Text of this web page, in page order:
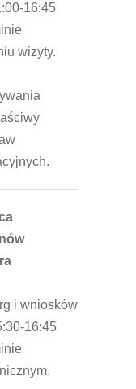
16:45
wizyty.
i wniosków
16:45